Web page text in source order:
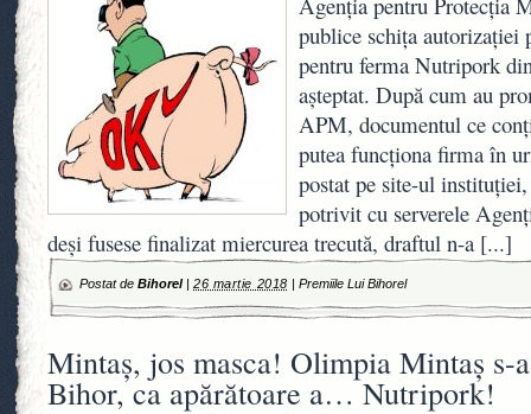
publice schiţa autorizaţiei
pentru ferma Nutripork
aşteptat. După cum au
APM, documentul ce
putea funcţiona firma în
postat pe site-ul
potrivit cu serverele
deşi fusese finalizat miercurea trecută, draftul n-a [...]
Postat de Bihorel| 26 martie 2018 | Premiile Lui Bihorel
Mintaş, jos masca! Olimpia Mintaș
Bihor, ca apărătoare a… Nutripork!